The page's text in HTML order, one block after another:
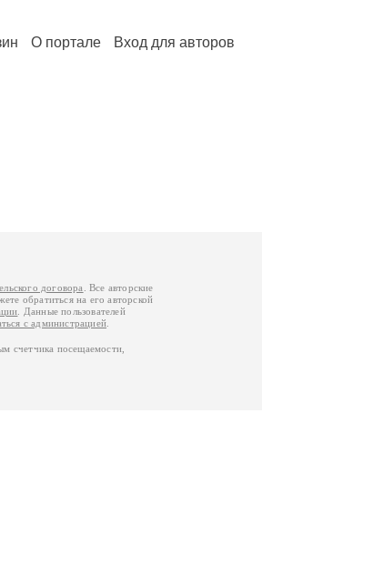
О портале Вход для авторов
договора
. Все авторские
обратиться на его авторской
. Данные пользователей
с администрацией
счетчика посещаемости,